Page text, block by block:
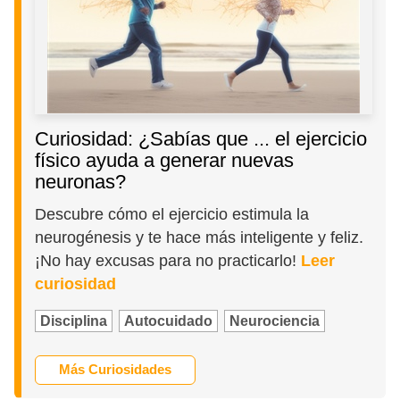
Curiosidad: ¿Sabías que ... el ejercicio
físico ayuda a generar nuevas
neuronas?
Descubre cómo el ejercicio estimula la
neurogénesis y te hace más inteligente y feliz.
¡No hay excusas para no practicarlo! Leer
curiosidad
Disciplina Autocuidado Neurociencia
Más Curiosidades